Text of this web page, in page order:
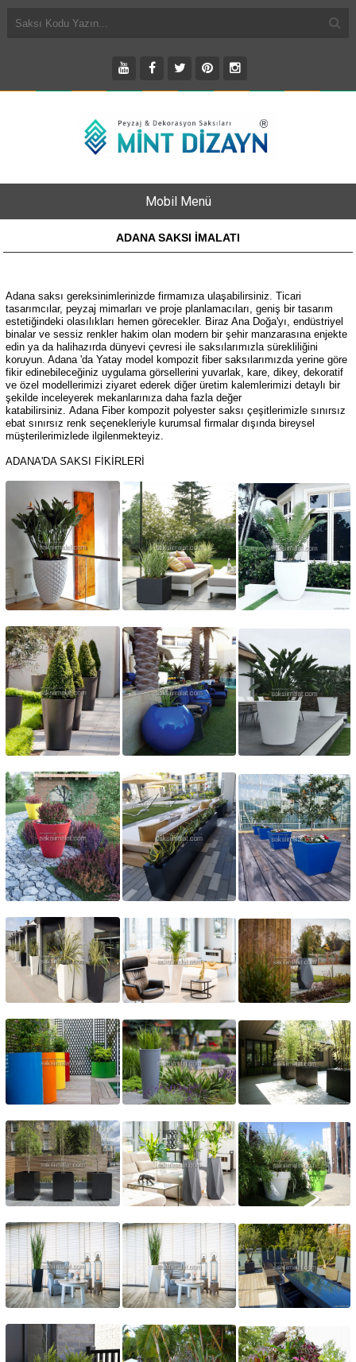
Mobil Menü
ADANA SAKSI İMALATI
Adana saksı gereksinimlerinizde firmamıza ulaşabilirsiniz. Ticari
tasarımcılar, peyzaj mimarları ve proje planlamacıları, geniş bir tasarım
estetiğindeki olasılıkları hemen görecekler. Biraz Ana Doğa'yı, endüstriyel
binalar ve sessiz renkler hakim olan modern bir şehir manzarasına enjekte
edin ya da halihazırda dünyevi çevresi ile saksılarımızla sürekliliğini
koruyun. Adana 'da Yatay model kompozit fiber saksılarımızda yerine göre
fikir edinebileceğiniz uygulama görsellerini yuvarlak, kare, dikey, dekoratif
ve özel modellerimizi ziyaret ederek diğer üretim kalemlerimizi detaylı bir
şekilde inceleyerek mekanlarınıza daha fazla değer
katabilirsiniz. Adana Fiber kompozit polyester saksı çeşitlerimizle sınırsız
ebat sınırsız renk seçenekleriyle kurumsal firmalar dışında bireysel
müşterilerimizlede ilgilenmekteyiz.
ADANA'DA SAKSI FİKİRLERİ
. .